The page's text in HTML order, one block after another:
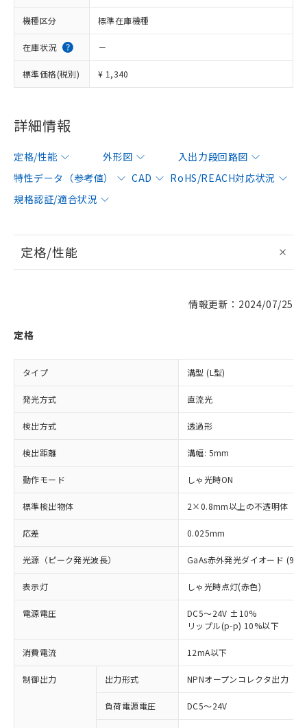
機種区分 標準在庫機種
在庫状況 －
標準価格(税別) ¥ 1,340
詳細情報
定格/性能 外形図
入出力段回路図
特性データ（参考値）
CAD
RoHS/REACH対応状況
規格認証/適合状況
定格/性能
情報更新：2024/07/25
定格
タイプ 溝型 (L型)
発光方式 直流光
検出方式 透過形
検出距離 溝幅: 5mm
動作モード しゃ光時ON
標準検出物体 2×0.8mm以上の不透明体
応差 0.025mm
光源（ピーク発光波長） GaAs赤外発光ダイオード
表示灯 しゃ光時点灯(赤色)
電源電圧
DC5～24V ±10%
リップル(p-p) 10%以下
消費電流 12mA以下
制御出力 出力形式 NPNオープンコレクタ出力
負荷電源電圧 DC5～24V
※1 対応状況
対応済み：EU RoHS指令（10物質）の
非含有に対応した製品が提供可能な商品で
対応予定：EU RoHS指令（10物質）の非含